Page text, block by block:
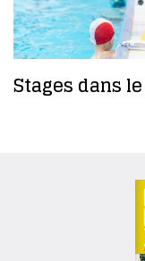
Stages dans